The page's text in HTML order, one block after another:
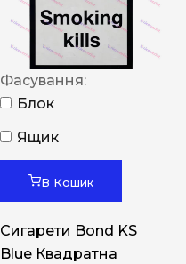
Фасування:
Блок
Ящик
В Кошик
Сигарети Bond KS
Blue Квадратна